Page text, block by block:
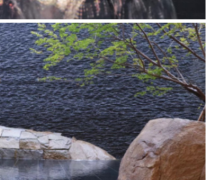
Location
Client
Architectural design
The scope of work
Year of completion
Photography